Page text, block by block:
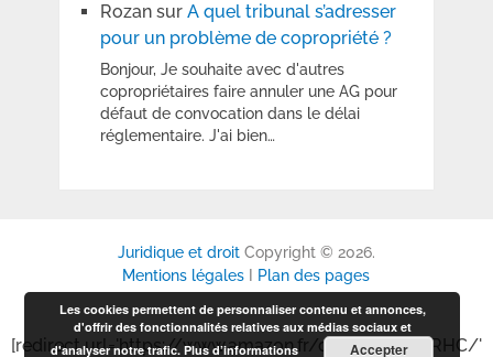
Rozansur A quel tribunal s’adresser
pour un problème de copropriété ?
Bonjour, Je souhaite avec d'autres
copropriétaires faire annuler une AG pour
défaut de convocation dans le délai
réglementaire. J'ai bien…
Juridique et droitCopyright © 2026.
Mentions légales
Plan des pages
[redirect url='https://www.amazon.fr/dp/B0GP6P6RHC/'
Les cookies permettent de personnaliser contenu et annonces,
d'offrir des fonctionnalités relatives aux médias sociaux et
d'analyser notre trafic.Plus d’informations Accepter